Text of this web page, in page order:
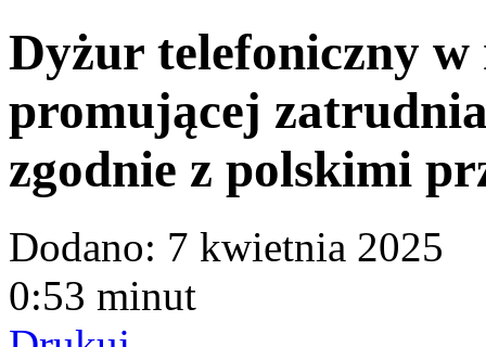
Dyżur telefoniczny
promującej
zgodnie z polskimi
Dodano: 7 kwietnia 2025
0:53 minut